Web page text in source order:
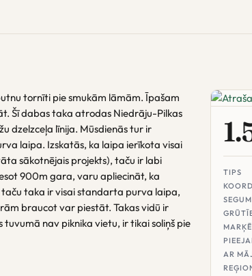
tornīti pie smukām lāmām. Īpašam
Šī dabas taka atrodas Niedrāju-Pilkas
dzelzceļa līnija. Mūsdienās tur ir
laipa. Izskatās, ka laipa ierīkota visai
sākotnējais projekts), taču ir labi
900m gara, varu apliecināt, ka
taka ir visai standarta purva laipa,
braucot var piestāt. Takas vidū ir
nav piknika vietu, ir tikai soliņš pie
TIPS
AR